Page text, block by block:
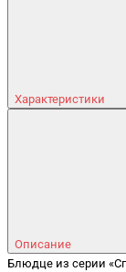
Характеристики
Описание
Блюдце из серии